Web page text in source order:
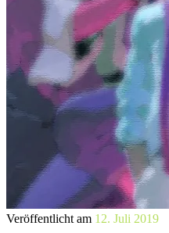
Veröffentlicht am 12. Juli 2019